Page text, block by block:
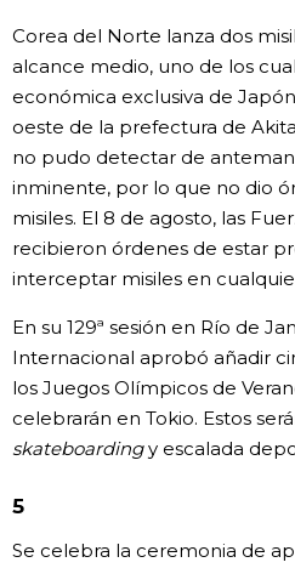
Avisos
Corea del Norte lanza dos
alcance medio, uno de los
económica exclusiva de
oeste de la prefectura de
no pudo detectar de
inminente, por lo que no dio
misiles. El 8 de agosto, las
recibieron órdenes de estar
interceptar misiles en
En su 129ª sesión en Río de
Internacional aprobó añadir
los Juegos Olímpicos de
celebrarán en Tokio. Estos
skateboardingy escalada
5
Se celebra la ceremonia de